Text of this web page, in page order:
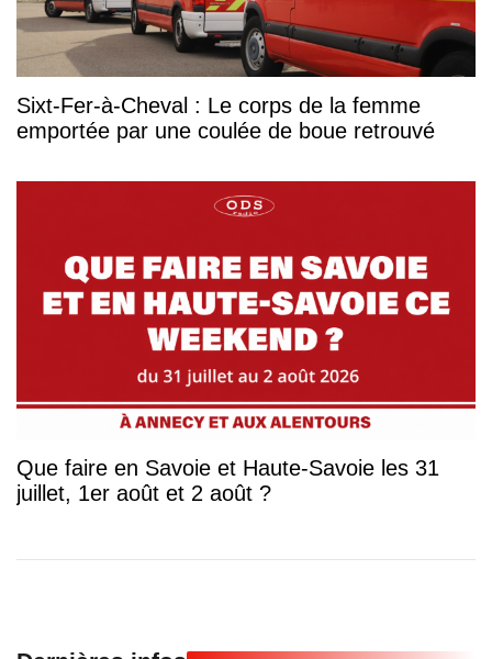
Sixt-Fer-à-Cheval : Le corps de la femme
emportée par une coulée de boue retrouvé
Que faire en Savoie et Haute-Savoie les 31
juillet, 1er août et 2 août ?